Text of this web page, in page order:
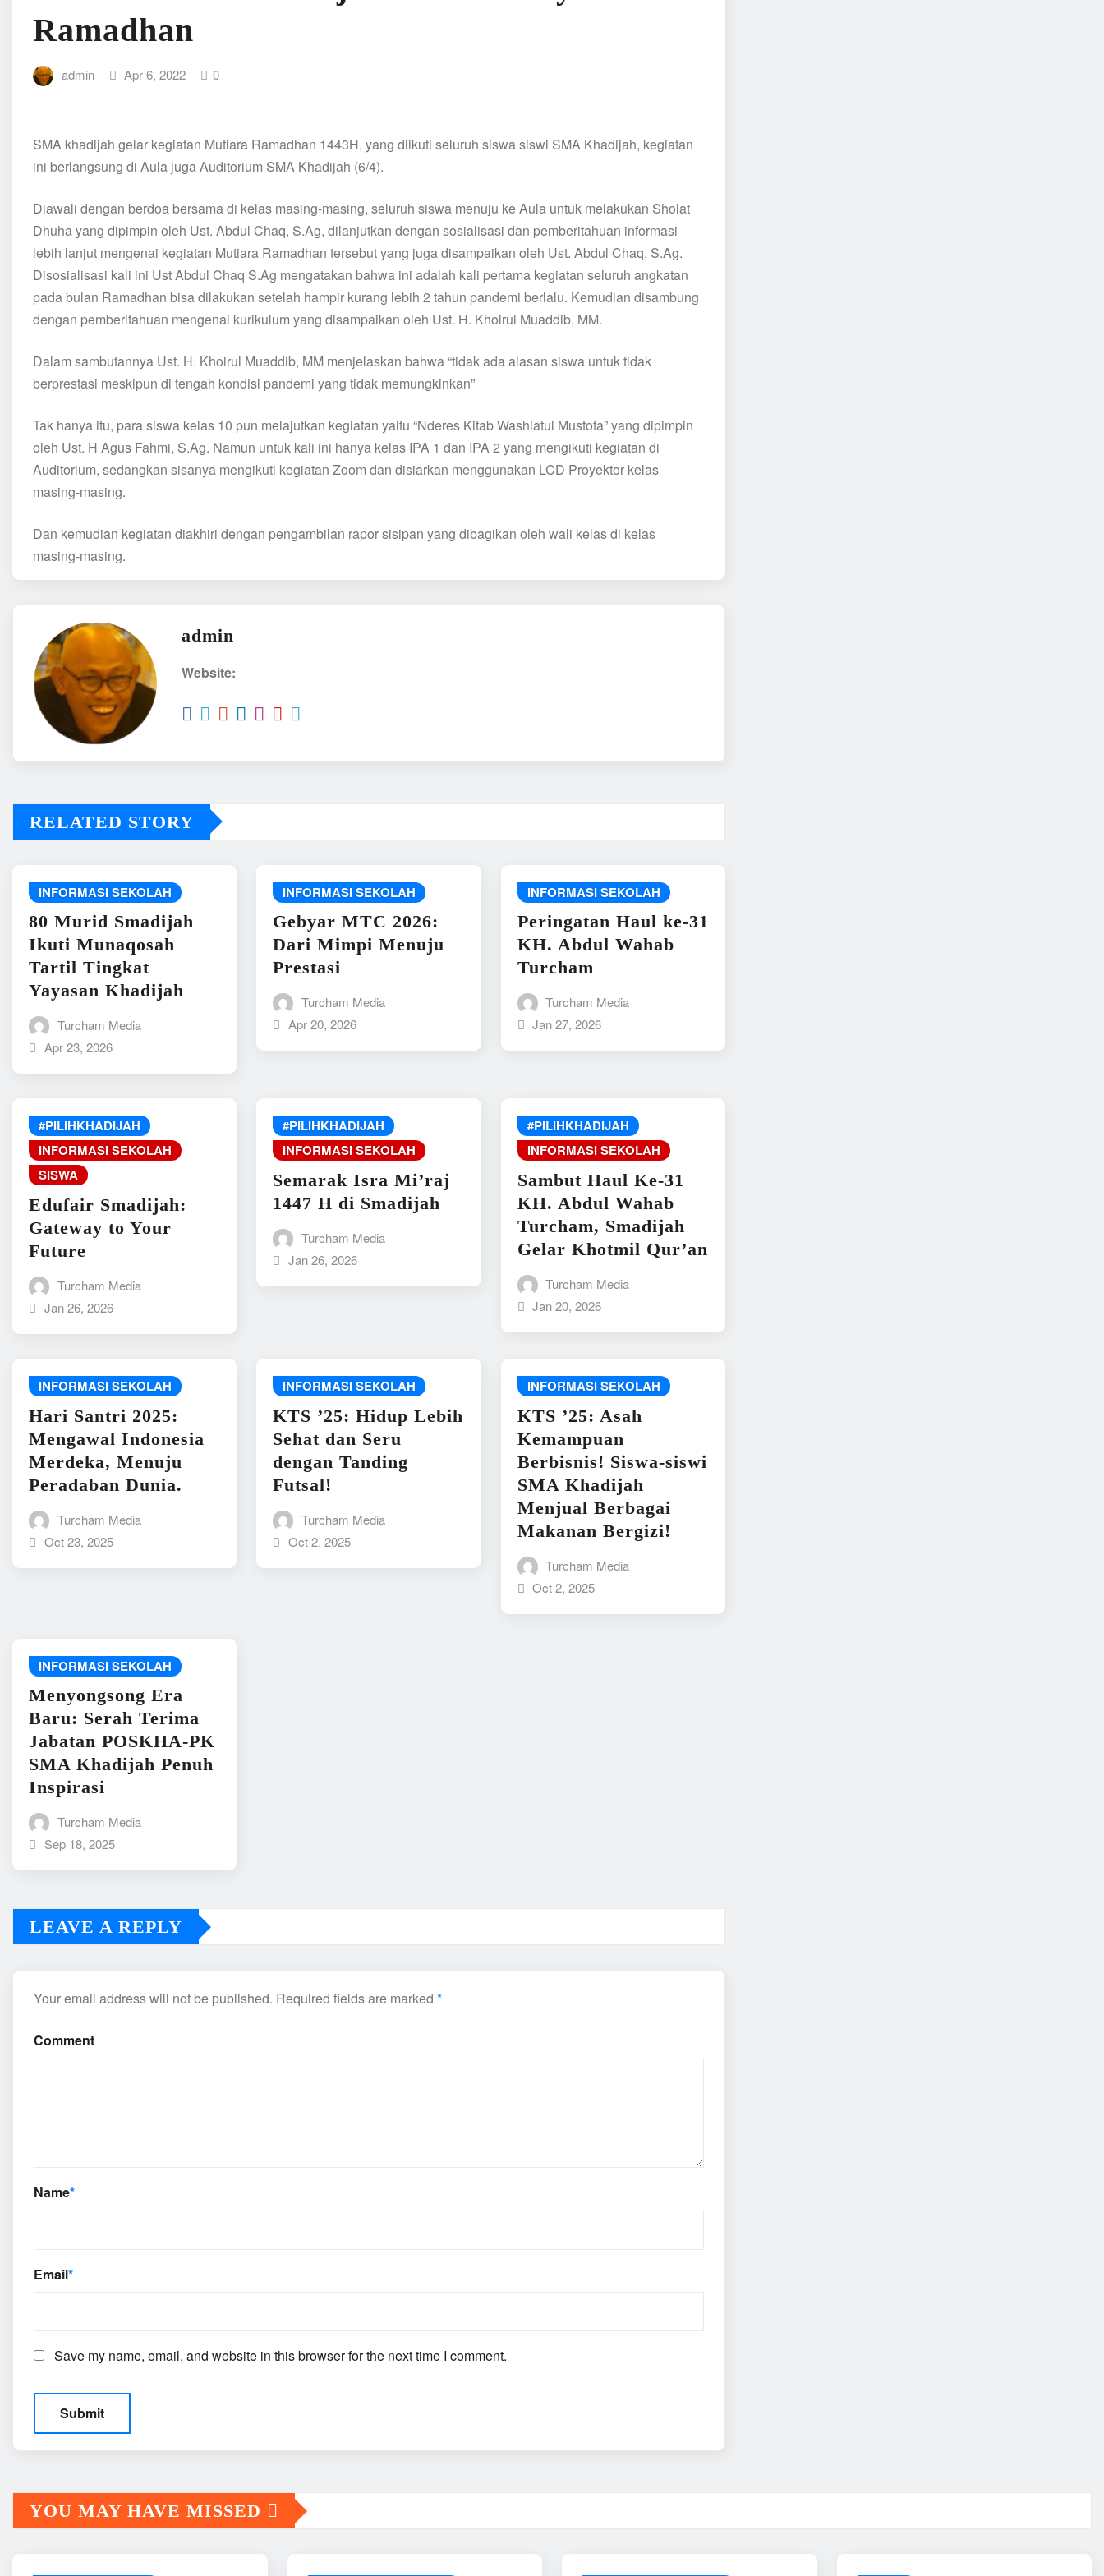
Ramadhan
admin Apr 6, 2022 0
SMA khadijah gelar kegiatan Mutiara Ramadhan 1443H, yang diikuti seluruh siswa siswi SMA Khadijah, kegiatan
ini berlangsung di Aula juga Auditorium SMA Khadijah (6/4).
Diawali dengan berdoa bersama di kelas masing-masing, seluruh siswa menuju ke Aula untuk melakukan Sholat
Dhuha yang dipimpin oleh Ust. Abdul Chaq, S.Ag, dilanjutkan dengan sosialisasi dan pemberitahuan informasi
lebih lanjut mengenai kegiatan Mutiara Ramadhan tersebut yang juga disampaikan oleh Ust. Abdul Chaq, S.Ag.
Disosialisasi kali ini Ust Abdul Chaq S.Ag mengatakan bahwa ini adalah kali pertama kegiatan seluruh angkatan
pada bulan Ramadhan bisa dilakukan setelah hampir kurang lebih 2 tahun pandemi berlalu. Kemudian disambung
dengan pemberitahuan mengenai kurikulum yang disampaikan oleh Ust. H. Khoirul Muaddib, MM.
Dalam sambutannya Ust. H. Khoirul Muaddib, MM menjelaskan bahwa “tidak ada alasan siswa untuk tidak
berprestasi meskipun di tengah kondisi pandemi yang tidak memungkinkan”
Tak hanya itu, para siswa kelas 10 pun melajutkan kegiatan yaitu “Nderes Kitab Washiatul Mustofa” yang dipimpin
oleh Ust. H Agus Fahmi, S.Ag. Namun untuk kali ini hanya kelas IPA 1 dan IPA 2 yang mengikuti kegiatan di
Auditorium, sedangkan sisanya mengikuti kegiatan Zoom dan disiarkan menggunakan LCD Proyektor kelas
masing-masing.
Dan kemudian kegiatan diakhiri dengan pengambilan rapor sisipan yang dibagikan oleh wali kelas di kelas
masing-masing.
admin
Website:
RELATED STORY
INFORMASI SEKOLAH
80 Murid Smadijah
Ikuti Munaqosah
Tartil Tingkat
Yayasan Khadijah
Turcham Media
Apr 23, 2026
INFORMASI SEKOLAH
Gebyar MTC 2026:
Dari Mimpi Menuju
Prestasi
Turcham Media
Apr 20, 2026
INFORMASI SEKOLAH
Peringatan Haul ke-31
KH. Abdul Wahab
Turcham
Turcham Media
Jan 27, 2026
#PILIHKHADIJAH
INFORMASI SEKOLAH
SISWA
Edufair Smadijah:
Gateway to Your
Future
Turcham Media
Jan 26, 2026
#PILIHKHADIJAH
INFORMASI SEKOLAH
Semarak Isra Mi’raj
1447 H di Smadijah
Turcham Media
Jan 26, 2026
#PILIHKHADIJAH
INFORMASI SEKOLAH
Sambut Haul Ke-31
KH. Abdul Wahab
Turcham, Smadijah
Gelar Khotmil Qur’an
Turcham Media
Jan 20, 2026
INFORMASI SEKOLAH
Hari Santri 2025:
Mengawal Indonesia
Merdeka, Menuju
Peradaban Dunia.
Turcham Media
Oct 23, 2025
INFORMASI SEKOLAH
KTS ’25: Hidup Lebih
Sehat dan Seru
dengan Tanding
Futsal!
Turcham Media
Oct 2, 2025
INFORMASI SEKOLAH
KTS ’25: Asah
Kemampuan
Berbisnis! Siswa-siswi
SMA Khadijah
Menjual Berbagai
Makanan Bergizi!
Turcham Media
Oct 2, 2025
INFORMASI SEKOLAH
Menyongsong Era
Baru: Serah Terima
Jabatan POSKHA-PK
SMA Khadijah Penuh
Inspirasi
Turcham Media
Sep 18, 2025
LEAVE A REPLY
Your email address will not be published. Required fields are marked *
Comment
Name*
Email*
Save my name, email, and website in this browser for the next time I comment.
YOU MAY HAVE MISSED